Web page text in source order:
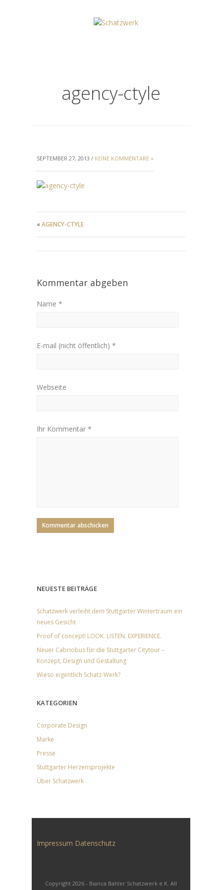
agency-ctyle
SEPTEMBER 27, 2013 / KEINE KOMMENTARE »
«AGENCY-CTYLE
Kommentar abgeben
Name *
E-mail (nicht öffentlich) *
Webseite
Ihr Kommentar *
NEUESTE BEITRÄGE
Schatzwerk verleiht dem Stuttgarter Wintertraum ein
neues Gesicht
Proof of concept! LOOK. LISTEN. EXPERIENCE.
Neuer Cabriobus für die Stuttgarter Citytour –
Konzept, Design und Gestaltung
Wieso eigentlich Schatz-Werk?
KATEGORIEN
Corporate Design
Marke
Presse
Stuttgarter Herzensprojekte
Über Schatzwerk
Impressum Datenschutz
Copyright 2026 - Bianca Bahler Schatzwerk e.K. All